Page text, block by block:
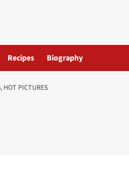
Recipes Biography
HOT PICTURES